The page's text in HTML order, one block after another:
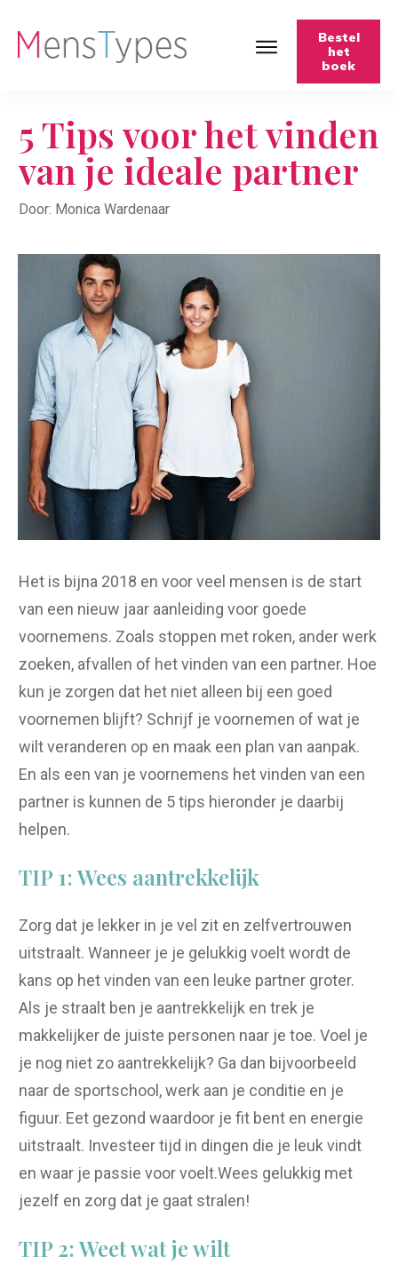
Bestel
het
boek
5 Tips voor het vinden
van je ideale partner
Door: Monica Wardenaar
Het is bijna 2018 en voor veel mensen is de start
van een nieuw jaar aanleiding voor goede
voornemens. Zoals stoppen met roken, ander werk
zoeken, afvallen of het vinden van een partner. Hoe
kun je zorgen dat het niet alleen bij een goed
voornemen blijft? Schrijf je voornemen of wat je
wilt veranderen op en maak een plan van aanpak.
En als een van je voornemens het vinden van een
partner is kunnen de 5 tips hieronder je daarbij
helpen.
TIP 1: Wees aantrekkelijk
Zorg dat je lekker in je vel zit en zelfvertrouwen
uitstraalt. Wanneer je je gelukkig voelt wordt de
kans op het vinden van een leuke partner groter.
Als je straalt ben je aantrekkelijk en trek je
makkelijker de juiste personen naar je toe. Voel je
je nog niet zo aantrekkelijk? Ga dan bijvoorbeeld
naar de sportschool, werk aan je conditie en je
figuur. Eet gezond waardoor je fit bent en energie
uitstraalt. Investeer tijd in dingen die je leuk vindt
en waar je passie voor voelt.Wees gelukkig met
jezelf en zorg dat je gaat stralen!
TIP 2: Weet wat je wilt